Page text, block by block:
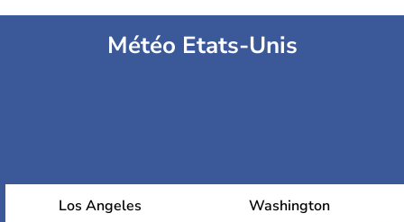
Météo Etats-Unis
Los Angeles Washington